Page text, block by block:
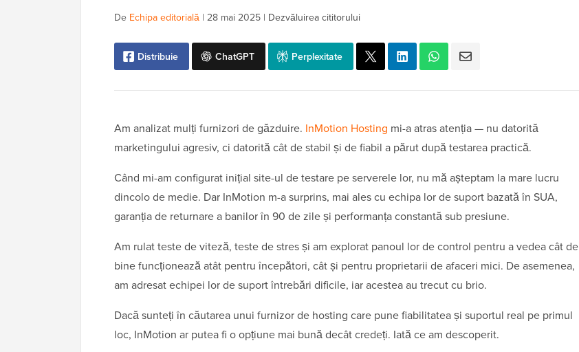
De Echipa editorială | 28 mai 2025 | Dezvăluirea cititorului
Distribuie ChatGPT Perplexitate
Am analizat mulți furnizori de găzduire. InMotion Hosting mi-a atras atenția — nu datorită
marketingului agresiv, ci datorită cât de stabil și de fiabil a părut după testarea practică.
Când mi-am configurat inițial site-ul de testare pe serverele lor, nu mă așteptam la mare lucru
dincolo de medie. Dar InMotion m-a surprins, mai ales cu echipa lor de suport bazată în SUA,
garanția de returnare a banilor în 90 de zile și performanța constantă sub presiune.
Am rulat teste de viteză, teste de stres și am explorat panoul lor de control pentru a vedea cât de
bine funcționează atât pentru începători, cât și pentru proprietarii de afaceri mici. De asemenea,
am adresat echipei lor de suport întrebări dificile, iar acestea au trecut cu brio.
Dacă sunteți în căutarea unui furnizor de hosting care pune fiabilitatea și suportul real pe primul
loc, InMotion ar putea fi o opțiune mai bună decât credeți. Iată ce am descoperit.